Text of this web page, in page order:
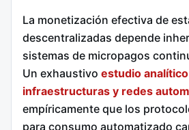
La monetización efectiva de
descentralizadas depende
sistemas de micropagos
Un exhaustivo estudio
infraestructuras y redes
empíricamente que los
para consumo automatizado